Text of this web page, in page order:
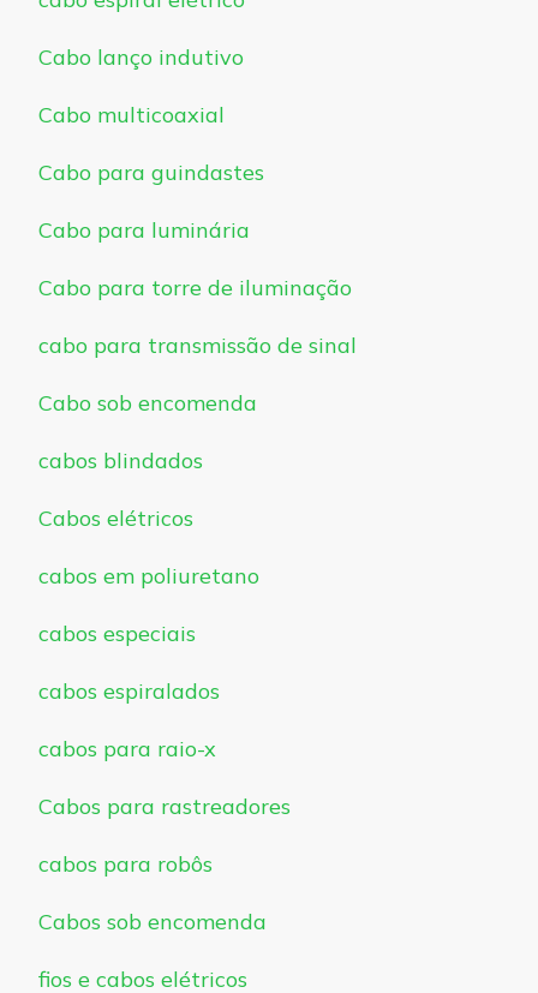
Cabo lanço indutivo
Cabo multicoaxial
Cabo para guindastes
Cabo para luminária
Cabo para torre de iluminação
cabo para transmissão de sinal
Cabo sob encomenda
cabos blindados
Cabos elétricos
cabos em poliuretano
cabos especiais
cabos espiralados
cabos para raio-x
Cabos para rastreadores
cabos para robôs
Cabos sob encomenda
fios e cabos elétricos